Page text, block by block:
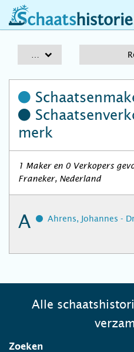
schaatshistorie.nl
merk
1 Maker en 0 Verkopers
Franeker, Nederland
A Ahrens, Johannes -
Alle
Zoeken